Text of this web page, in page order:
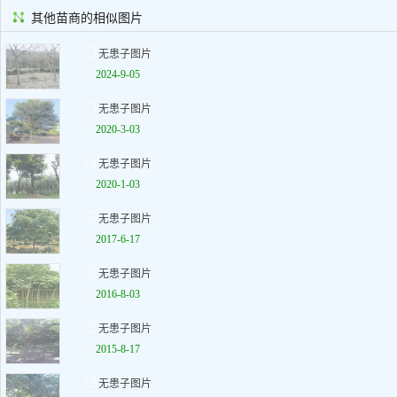
其他苗商的相似图片
无患子图片
2024-9-05
无患子图片
2020-3-03
无患子图片
2020-1-03
无患子图片
2017-6-17
无患子图片
2016-8-03
无患子图片
2015-8-17
无患子图片